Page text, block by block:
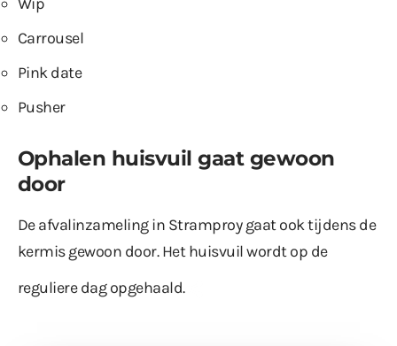
Carrousel
Pink date
Pusher
Ophalen huisvuil gaat gewoon
door
De afvalinzameling in Stramproy gaat ook tijdens de
kermis gewoon door. Het huisvuil wordt op de
reguliere dag opgehaald.